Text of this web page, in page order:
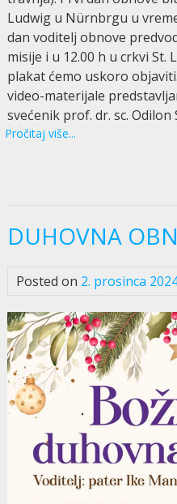
Ludwig u Nürnbrgu u
dan voditelj obnove
misije i u 12.00 h u crkvi
plakat ćemo uskoro
video-materijale
svećenik prof. dr. sc. Odilon
Pročitaj više...
DUHOVNA
Posted on 2. prosinca